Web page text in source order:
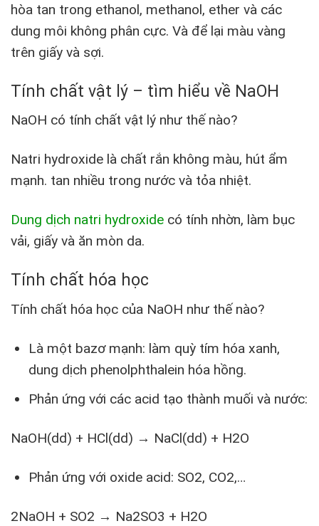
hòa tan trong ethanol, methanol, ether và các
dung môi không phân cực. Và để lại màu vàng
trên giấy và sợi.
Tính chất vật lý – tìm hiểu về NaOH
NaOH có tính chất vật lý như thế nào?
Natri hydroxide là chất rắn không màu, hút ẩm
mạnh. tan nhiều trong nước và tỏa nhiệt.
Dung dịch natri hydroxide có tính nhờn, làm bục
vải, giấy và ăn mòn da.
Tính chất hóa học
Tính chất hóa học của NaOH như thế nào?
Là một bazơ mạnh: làm quỳ tím hóa xanh,
dung dịch phenolphthalein hóa hồng.
Phản ứng với các acid tạo thành muối và nước:
NaOH(dd) + HCl(dd) → NaCl(dd) + H2O
Phản ứng với oxide acid: SO2, CO2,…
2NaOH + SO2 → Na2SO3 + H2O